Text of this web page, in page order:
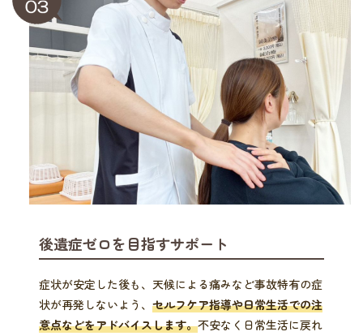
後遺症ゼロを目指すサポート
症状が安定した後も、天候による痛みなど事故特有の症
状が再発しないよう、セルフケア指導や日常生活での注
意点などをアドバイスします。不安なく日常生活に戻れ